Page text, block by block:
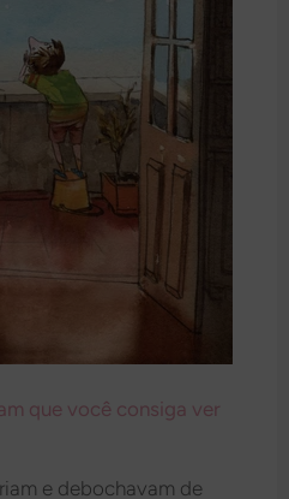
que você consiga ver
e debochavam de